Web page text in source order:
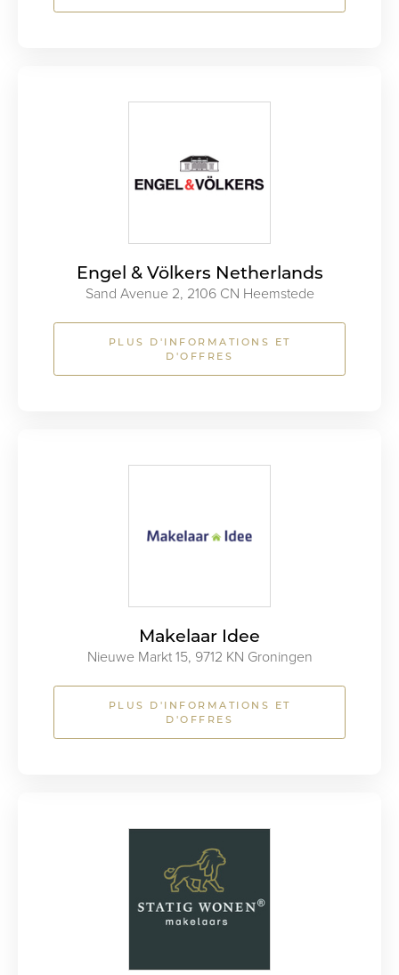
Engel & Völkers Netherlands
Sand Avenue 2, 2106 CN Heemstede
PLUS D'INFORMATIONS ET
D'OFFRES
Makelaar Idee
Nieuwe Markt 15, 9712 KN Groningen
PLUS D'INFORMATIONS ET
D'OFFRES